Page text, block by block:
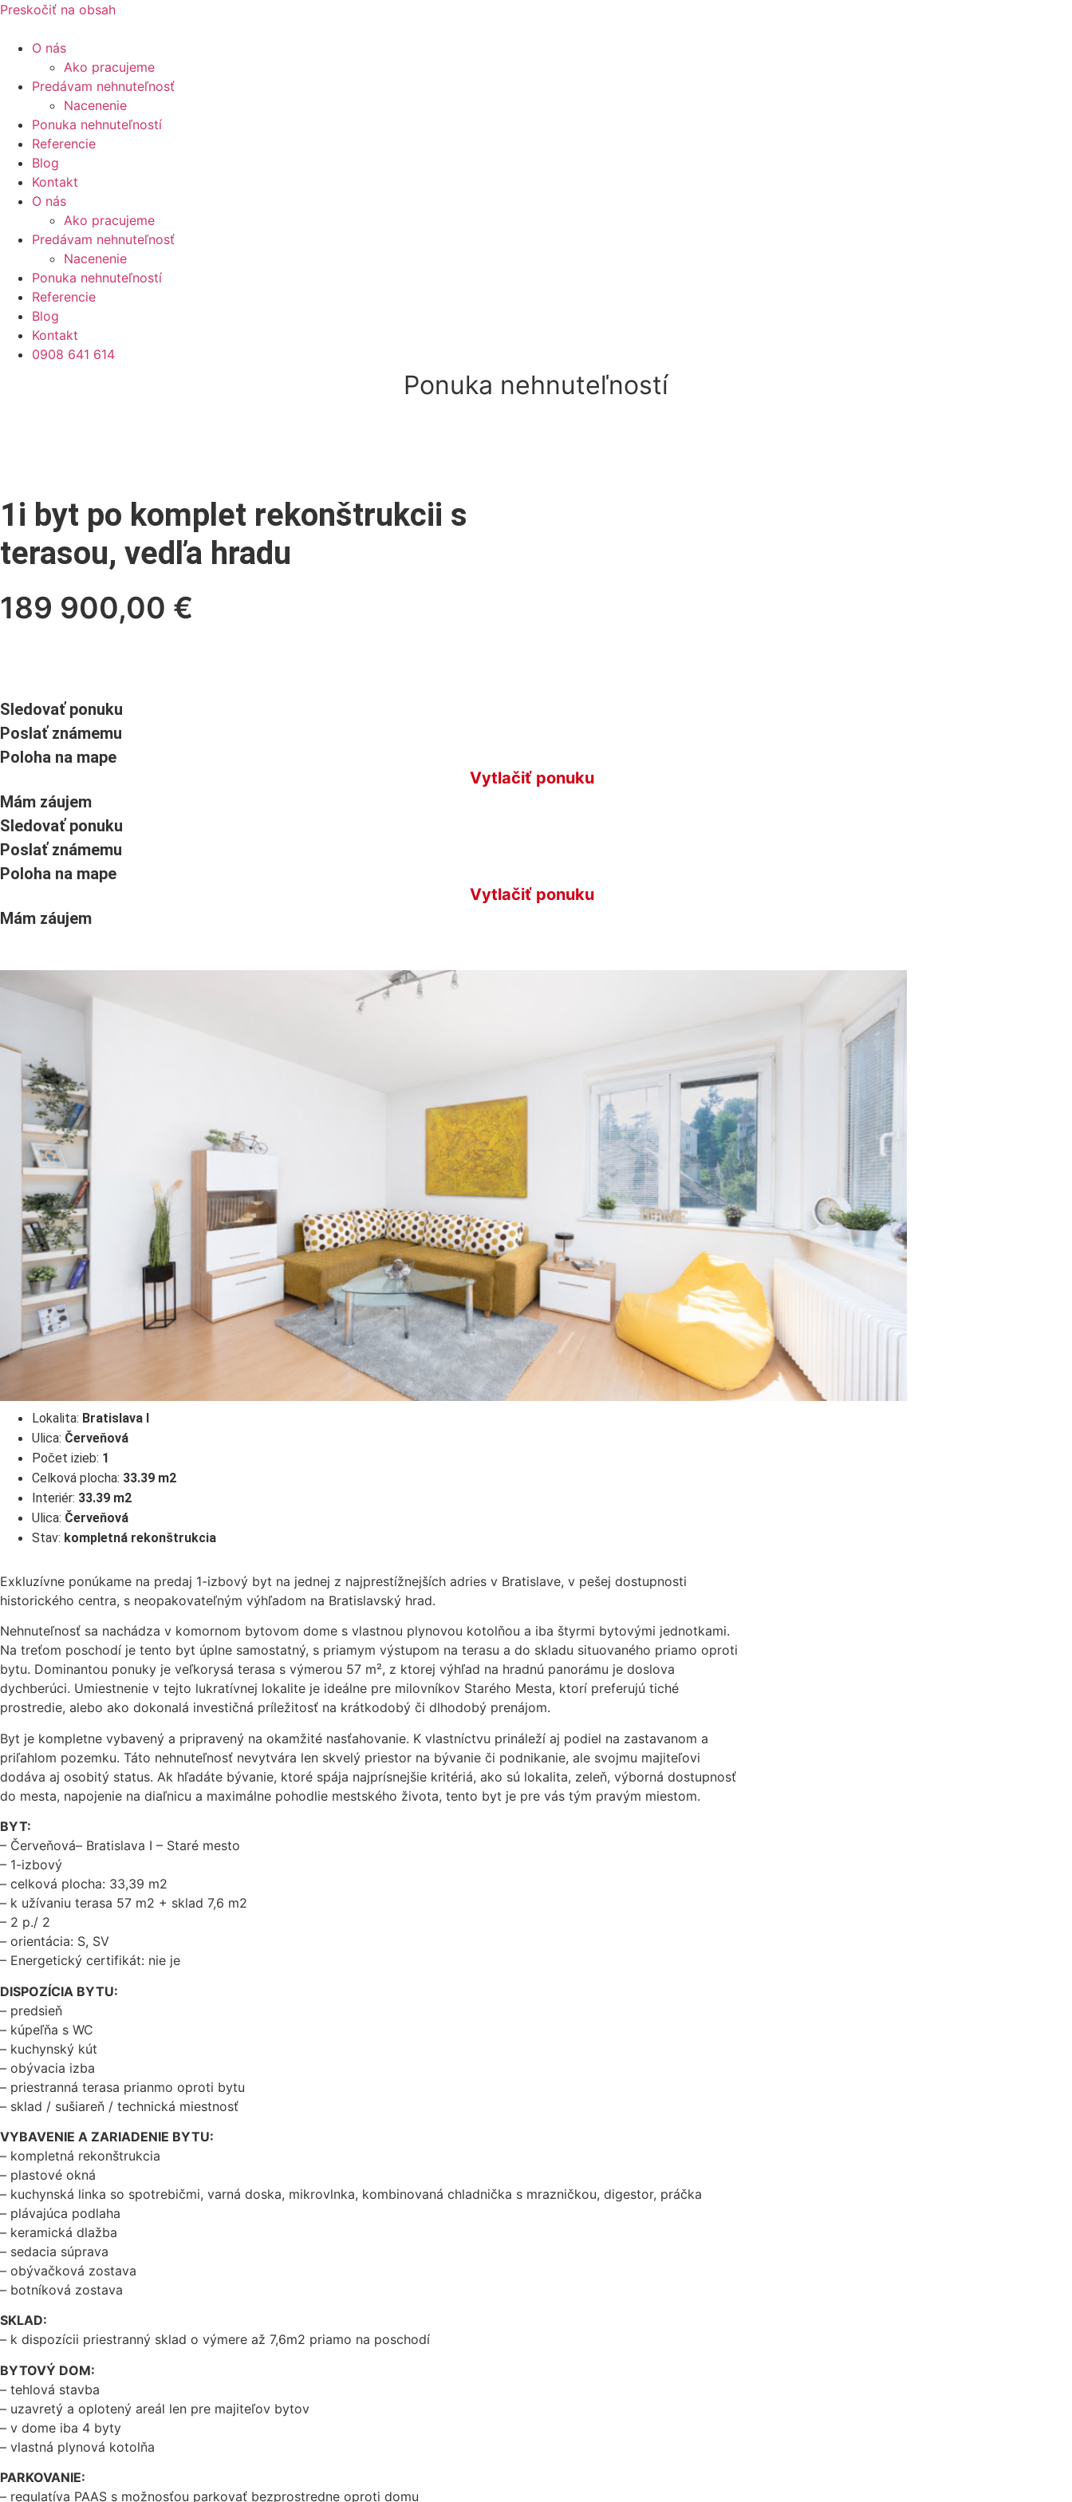
Preskočiť na obsah
O nás
Ako pracujeme
Predávam nehnuteľnosť
Nacenenie
Ponuka nehnuteľností
Referencie
Blog
Kontakt
O nás
Ako pracujeme
Predávam nehnuteľnosť
Nacenenie
Ponuka nehnuteľností
Referencie
Blog
Kontakt
0908 641 614
Ponuka nehnuteľností
1i byt po komplet rekonštrukcii s
terasou, vedľa hradu
189 900,00 €
Sledovať ponuku
Poslať známemu
Poloha na mape
Vytlačiť ponuku
Mám záujem
Sledovať ponuku
Poslať známemu
Poloha na mape
Vytlačiť ponuku
Mám záujem
Lokalita: Bratislava I
Ulica: Červeňová
Počet izieb: 1
Celková plocha: 33.39 m2
Interiér: 33.39 m2
Ulica: Červeňová
Stav: kompletná rekonštrukcia
Exkluzívne ponúkame na predaj 1-izbový byt na jednej z najprestížnejších adries v Bratislave, v pešej dostupnosti
historického centra, s neopakovateľným výhľadom na Bratislavský hrad.
Nehnuteľnosť sa nachádza v komornom bytovom dome s vlastnou plynovou kotolňou a iba štyrmi bytovými jednotkami.
Na treťom poschodí je tento byt úplne samostatný, s priamym výstupom na terasu a do skladu situovaného priamo oproti
bytu. Dominantou ponuky je veľkorysá terasa s výmerou 57 m², z ktorej výhľad na hradnú panorámu je doslova
dychberúci. Umiestnenie v tejto lukratívnej lokalite je ideálne pre milovníkov Starého Mesta, ktorí preferujú tiché
prostredie, alebo ako dokonalá investičná príležitosť na krátkodobý či dlhodobý prenájom.
Byt je kompletne vybavený a pripravený na okamžité nasťahovanie. K vlastníctvu prináleží aj podiel na zastavanom a
priľahlom pozemku. Táto nehnuteľnosť nevytvára len skvelý priestor na bývanie či podnikanie, ale svojmu majiteľovi
dodáva aj osobitý status. Ak hľadáte bývanie, ktoré spája najprísnejšie kritériá, ako sú lokalita, zeleň, výborná dostupnosť
do mesta, napojenie na diaľnicu a maximálne pohodlie mestského života, tento byt je pre vás tým pravým miestom.
BYT:
– Červeňová– Bratislava I – Staré mesto
– 1-izbový
– celková plocha: 33,39 m2
– k užívaniu terasa 57 m2 + sklad 7,6 m2
– 2 p./ 2
– orientácia: S, SV
– Energetický certifikát: nie je
DISPOZÍCIA BYTU:
– predsieň
– kúpeľňa s WC
– kuchynský kút
– obývacia izba
– priestranná terasa prianmo oproti bytu
– sklad / sušiareň / technická miestnosť
VYBAVENIE A ZARIADENIE BYTU:
– kompletná rekonštrukcia
– plastové okná
– kuchynská linka so spotrebičmi, varná doska, mikrovlnka, kombinovaná chladnička s mrazničkou, digestor, práčka
– plávajúca podlaha
– keramická dlažba
– sedacia súprava
– obývačková zostava
– botníková zostava
SKLAD:
– k dispozícii priestranný sklad o výmere až 7,6m2 priamo na poschodí
BYTOVÝ DOM:
– tehlová stavba
– uzavretý a oplotený areál len pre majiteľov bytov
– v dome iba 4 byty
– vlastná plynová kotolňa
PARKOVANIE:
– regulatíva PAAS s možnosťou parkovať bezprostredne oproti domu